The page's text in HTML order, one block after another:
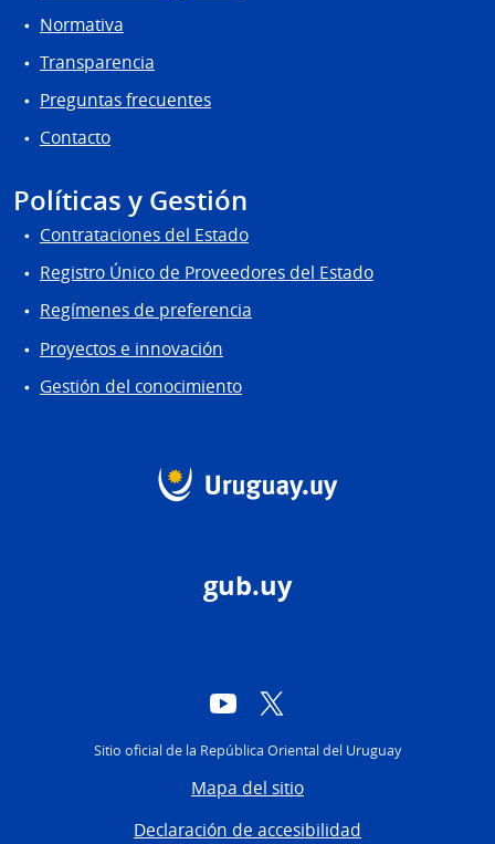
Normativa
Transparencia
Preguntas frecuentes
Contacto
Políticas y Gestión
Contrataciones del Estado
Registro Único de Proveedores del Estado
Regímenes de preferencia
Proyectos e innovación
Gestión del conocimiento
gub.uy
YouTube
Sitio oficial de la República Oriental del Uruguay
Mapa del sitio
Declaración de accesibilidad